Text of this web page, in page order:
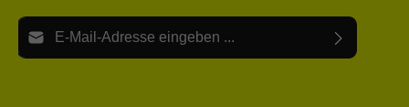
E-Mail-Adresse*